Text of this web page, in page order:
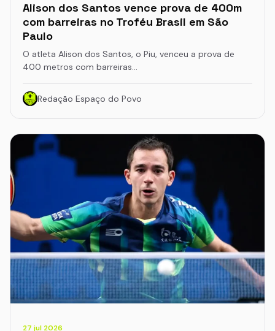
Alison dos Santos vence prova de 400m
com barreiras no Troféu Brasil em São
Paulo
O atleta Alison dos Santos, o Piu, venceu a prova de
400 metros com barreiras…
Redação Espaço do Povo
27 jul 2026